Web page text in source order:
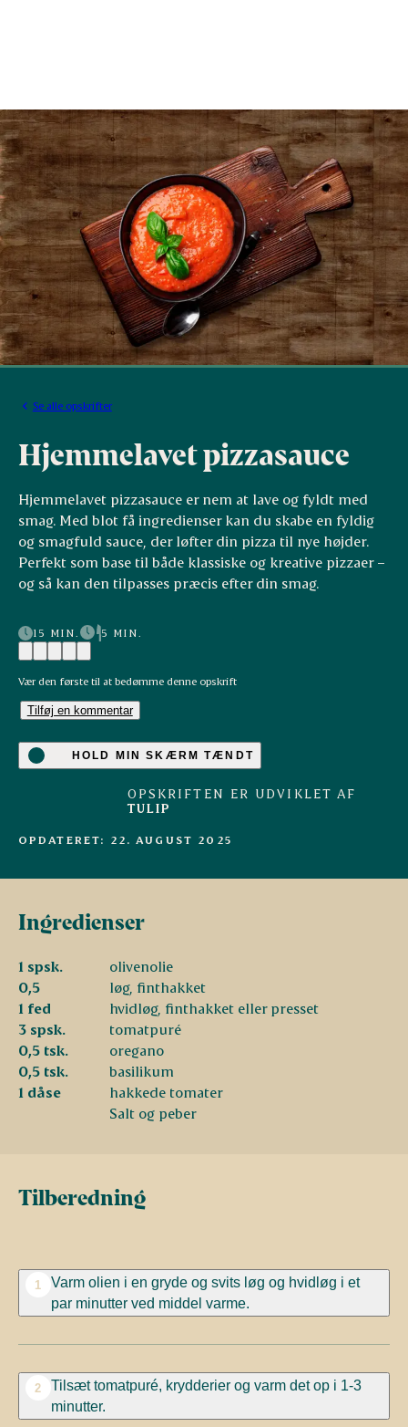
Se alle opskrifter
Hjemmelavet pizzasauce
Hjemmelavet pizzasauce er nem at lave og fyldt med
smag. Med blot få ingredienser kan du skabe en fyldig
og smagfuld sauce, der løfter din pizza til nye højder.
Perfekt som base til både klassiske og kreative pizzaer –
og så kan den tilpasses præcis efter din smag.
15 MIN. 5 MIN.
Vær den første til at bedømme denne opskrift
Tilføj en kommentar
HOLD MIN SKÆRM TÆNDT
OPSKRIFTEN ER UDVIKLET AF
TULIP
OPDATERET: 22. AUGUST 2025
Ingredienser
1 spsk.
olivenolie
0,5
løg, finthakket
1 fed
hvidløg, finthakket eller presset
3 spsk.
tomatpuré
0,5 tsk.
oregano
0,5 tsk.
basilikum
1 dåse
hakkede tomater
Salt og peber
Tilberedning
1
Varm olien i en gryde og svits løg og hvidløg i et
par minutter ved middel varme.
2
Tilsæt tomatpuré, krydderier og varm det op i 1-3
minutter.